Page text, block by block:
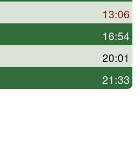
13:06
16:54
20:01
21:33